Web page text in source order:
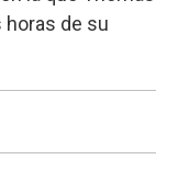
horas de su